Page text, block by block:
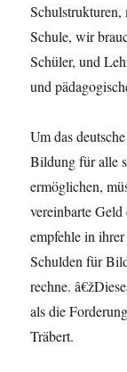
Schule, wir
Schüler, und
und
Um das
Bildung für alle
ermöglichen,
vereinbarte
empfehle in
Schulden für
rechne.
als die
Träbert.